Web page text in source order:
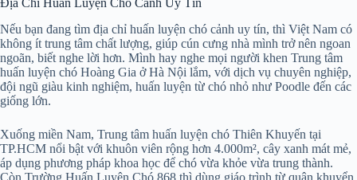
Nếu bạn đang tìm địa chỉ huấn luyện chó cảnh uy tín, thì Việt Nam có
không ít trung tâm chất lượng, giúp cún cưng nhà mình trở nên ngoan
ngoãn, biết nghe lời hơn. Mình hay nghe mọi người khen Trung tâm
huấn luyện chó Hoàng Gia ở Hà Nội lắm, với dịch vụ chuyên nghiệp,
đội ngũ giàu kinh nghiệm, huấn luyện từ chó nhỏ như Poodle đến các
giống lớn.
Xuống miền Nam, Trung tâm huấn luyện chó Thiên Khuyến tại
TP.HCM nổi bật với khuôn viên rộng hơn 4.000m², cây xanh mát mẻ,
áp dụng phương pháp khoa học để chó vừa khỏe vừa trung thành.
Còn Trường Huấn Luyện Chó 868 thì dùng giáo trình từ quân khuyển